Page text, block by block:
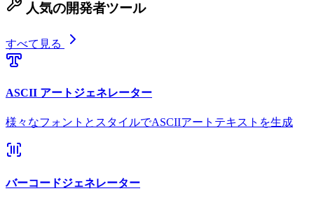
人気の開発者ツール
すべて見る
ASCII アートジェネレーター
様々なフォントとスタイルでASCIIアートテキストを生成
バーコードジェネレーター